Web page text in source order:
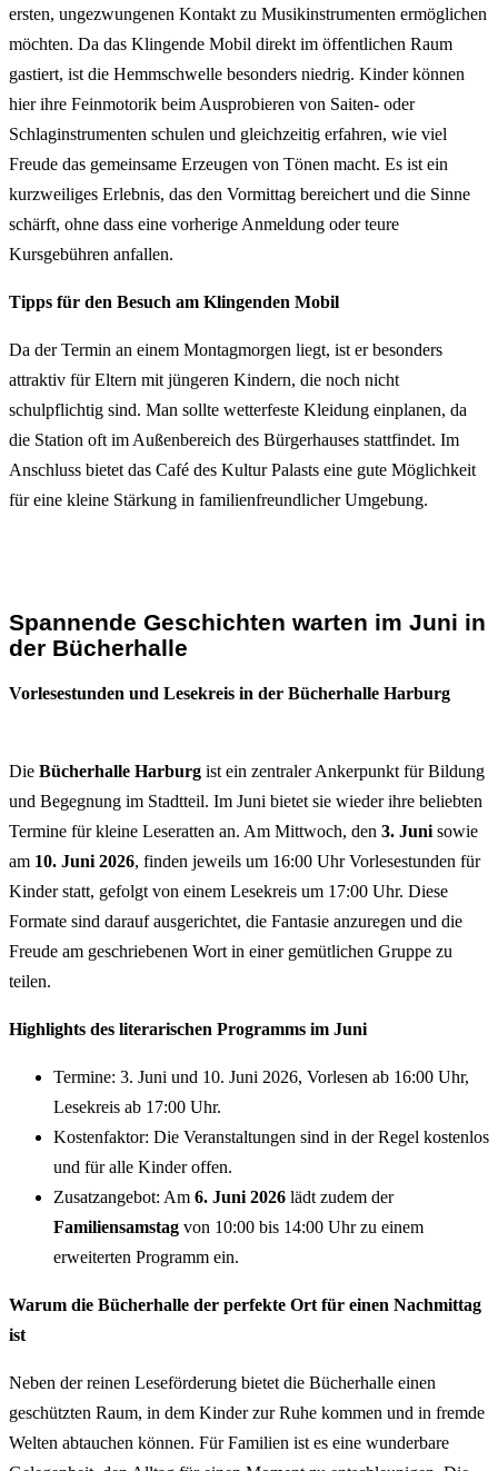
ersten, ungezwungenen Kontakt zu Musikinstrumenten ermöglichen
möchten. Da das Klingende Mobil direkt im öffentlichen Raum
gastiert, ist die Hemmschwelle besonders niedrig. Kinder können
hier ihre Feinmotorik beim Ausprobieren von Saiten- oder
Schlaginstrumenten schulen und gleichzeitig erfahren, wie viel
Freude das gemeinsame Erzeugen von Tönen macht. Es ist ein
kurzweiliges Erlebnis, das den Vormittag bereichert und die Sinne
schärft, ohne dass eine vorherige Anmeldung oder teure
Kursgebühren anfallen.
Tipps für den Besuch am Klingenden Mobil
Da der Termin an einem Montagmorgen liegt, ist er besonders
attraktiv für Eltern mit jüngeren Kindern, die noch nicht
schulpflichtig sind. Man sollte wetterfeste Kleidung einplanen, da
die Station oft im Außenbereich des Bürgerhauses stattfindet. Im
Anschluss bietet das Café des Kultur Palasts eine gute Möglichkeit
für eine kleine Stärkung in familienfreundlicher Umgebung.
Spannende Geschichten warten im Juni in
der Bücherhalle
Vorlesestunden und Lesekreis in der Bücherhalle Harburg
Die Bücherhalle Harburg ist ein zentraler Ankerpunkt für Bildung
und Begegnung im Stadtteil. Im Juni bietet sie wieder ihre beliebten
Termine für kleine Leseratten an. Am Mittwoch, den 3. Juni sowie
am 10. Juni 2026, finden jeweils um 16:00 Uhr Vorlesestunden für
Kinder statt, gefolgt von einem Lesekreis um 17:00 Uhr. Diese
Formate sind darauf ausgerichtet, die Fantasie anzuregen und die
Freude am geschriebenen Wort in einer gemütlichen Gruppe zu
teilen.
Highlights des literarischen Programms im Juni
Termine: 3. Juni und 10. Juni 2026, Vorlesen ab 16:00 Uhr,
Lesekreis ab 17:00 Uhr.
Kostenfaktor: Die Veranstaltungen sind in der Regel kostenlos
und für alle Kinder offen.
Zusatzangebot: Am 6. Juni 2026 lädt zudem der
Familiensamstag von 10:00 bis 14:00 Uhr zu einem
erweiterten Programm ein.
Warum die Bücherhalle der perfekte Ort für einen Nachmittag
ist
Neben der reinen Leseförderung bietet die Bücherhalle einen
geschützten Raum, in dem Kinder zur Ruhe kommen und in fremde
Welten abtauchen können. Für Familien ist es eine wunderbare